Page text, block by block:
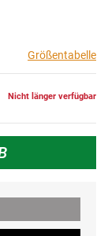
Größentabelle
Nicht länger verfügbar